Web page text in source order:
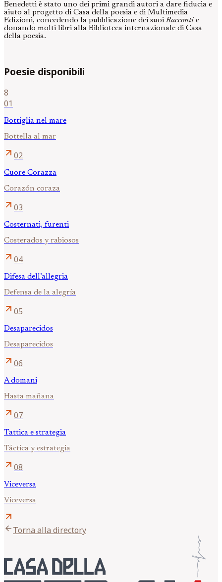
Benedetti è stato uno dei primi grandi autori a dare fiducia e
aiuto al progetto di Casa della poesia e di Multimedia
Edizioni, concedendo la pubblicazione dei suoi Racconti e
donando molti libri alla Biblioteca internazionale di Casa
della poesia.
Poesie disponibili
8
01
Bottiglia nel mare
Bottella al mar
arrow_outward 02
Cuore Corazza
Corazón coraza
arrow_outward 03
Costernati, furenti
Costerados y rabiosos
arrow_outward 04
Difesa dell’allegria
Defensa de la alegría
arrow_outward 05
Desaparecidos
Desaparecidos
arrow_outward 06
A domani
Hasta mañana
arrow_outward 07
Tattica e strategia
Táctica y estrategia
arrow_outward 08
Viceversa
Viceversa
arrow_outward
arrow_backTorna alla directory